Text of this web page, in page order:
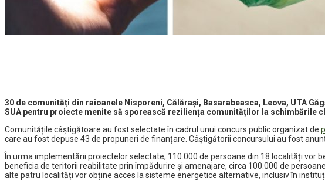
30 de comunități din raioanele Nisporeni, Călărași, Basarabeasca, Leova, UTA
SUA pentru proiecte menite să sporească reziliența comunităților la
Comunitățile câștigătoare au fost selectate în cadrul unui concurs public organizat de
care au fost depuse 43 de propuneri de finanțare. Câștigătorii concursului au fost
În urma implementării proiectelor selectate, 110.000 de persoane din 18 localități
beneficia de teritorii reabilitate prin împădurire și amenajare, circa 100.000 de
alte patru localități vor obține acces la sisteme energetice alternative, inclusiv în